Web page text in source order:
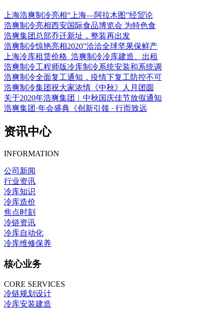
上海浩爽制冷亮相“上海—阿拉木图”经贸论
浩爽制冷亮相西安国际食品博览会 为特色食
浩爽集团总部乔迁新址，整装再出发
浩爽制冷惊艳亮相2020”洽洽全球坚果保鲜产
上海冷库租赁价格_浩爽制冷冷库建造、出租
浩爽制冷工程师版冷库制冷系统安装和系统调
浩爽制冷全面复工通知，疫情下复工防控不可
浩爽制冷集团祝大家浓情《中秋》人月团圆
关于2020年浩爽集团︱中秋国庆佳节放假通知
浩爽集团·年会盛典《创新引领 · 行而致远
资讯中心
INFORMATION
公司新闻
行业资讯
冷库知识
冷库造价
焦点时刻
冷链资讯
冷库自动化
冷库维修保养
核心业务
CORE SERVICES
冷链规划设计
冷库安装建造